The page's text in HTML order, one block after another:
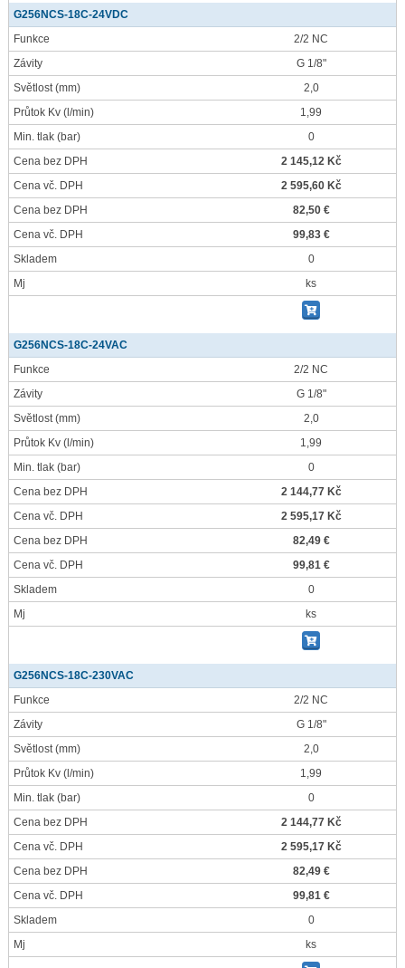
G256NCS-18C-24VDC
Funkce
2/2 NC
Závity
G 1/8"
Světlost(mm)
2,0
Průtok Kv (l/min)
1,99
Min. tlak (bar)
0
Cena bez DPH
2 145,12 Kč
Cena vč. DPH
2 595,60 Kč
Cena bez DPH
82,50 €
Cena vč. DPH
99,83 €
Skladem
0
Mj
ks
G256NCS-18C-24VAC
Funkce
2/2 NC
Závity
G 1/8"
Světlost(mm)
2,0
Průtok Kv (l/min)
1,99
Min. tlak (bar)
0
Cena bez DPH
2 144,77 Kč
Cena vč. DPH
2 595,17 Kč
Cena bez DPH
82,49 €
Cena vč. DPH
99,81 €
Skladem
0
Mj
ks
G256NCS-18C-230VAC
Funkce
2/2 NC
Závity
G 1/8"
Světlost(mm)
2,0
Průtok Kv (l/min)
1,99
Min. tlak (bar)
0
Cena bez DPH
2 144,77 Kč
Cena vč. DPH
2 595,17 Kč
Cena bez DPH
82,49 €
Cena vč. DPH
99,81 €
Skladem
0
Mj
ks